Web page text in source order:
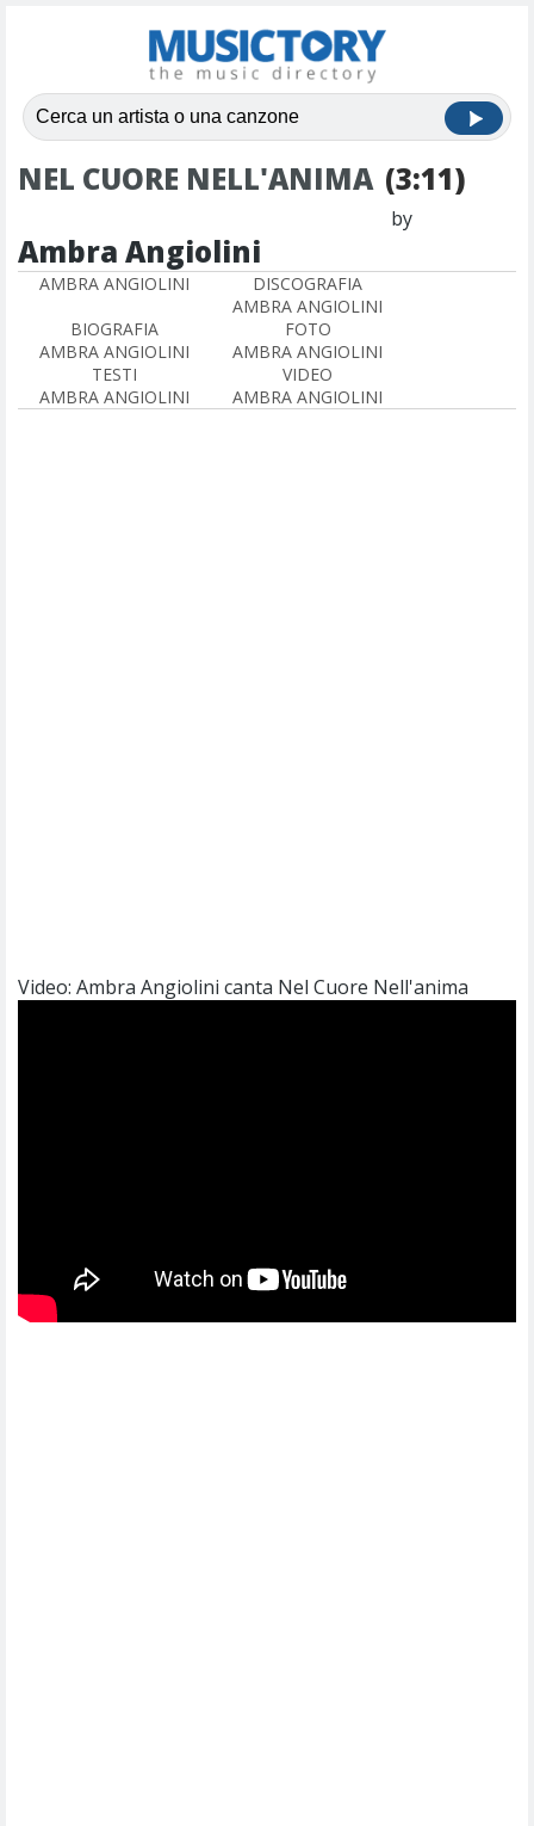
NEL CUORE NELL'ANIMA (3:11)
by
Ambra Angiolini
AMBRA ANGIOLINI
DISCOGRAFIA
AMBRA ANGIOLINI
BIOGRAFIA
AMBRA ANGIOLINI
FOTO
AMBRA ANGIOLINI
TESTI
AMBRA ANGIOLINI
VIDEO
AMBRA ANGIOLINI
Video: Ambra Angiolini canta Nel Cuore Nell'anima